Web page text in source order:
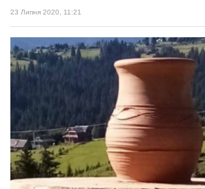
23 Липня 2020, 11:21